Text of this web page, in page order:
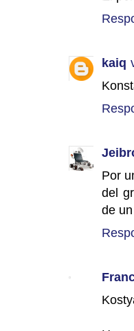
kaiq
Por
del
de